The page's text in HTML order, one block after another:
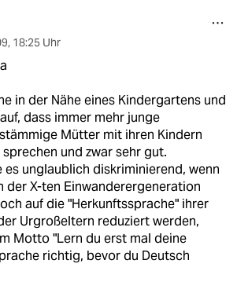
, 18:25 Uhr
in der Nähe eines Kindergartens und
dass immer mehr junge
Mütter mit ihren Kindern
und zwar sehr gut.
es unglaublich diskriminierend, wenn
der X-ten Einwanderergeneration
auf die "Herkunftssprache" ihrer
Urgroßeltern reduziert werden,
Motto "Lern du erst mal deine
richtig, bevor du Deutsch